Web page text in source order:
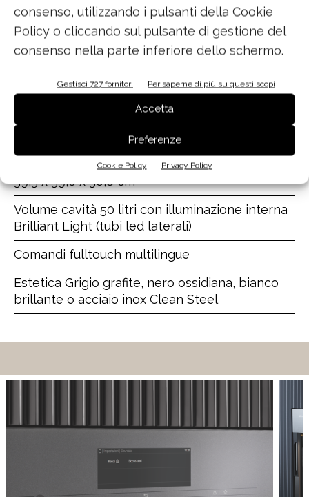
consenso, utilizzando i pulsanti della Cookie
Policy o cliccando sul pulsante di gestione del
consenso nella parte inferiore dello schermo.
Gestisci 727 fornitori Per saperne di più su questi scopi
Accetta
Preferenze
Cookie Policy Privacy Policy
MIELE
Forno Dialogo
Dimensioni (larghezza x altezza x profondità)
59,5 x 59,6 x 56,8 cm
Volume cavità 50 litri con illuminazione interna
Brilliant Light (tubi led laterali)
Comandi fulltouch multilingue
Estetica Grigio grafite, nero ossidiana, bianco
brillante o acciaio inox Clean Steel